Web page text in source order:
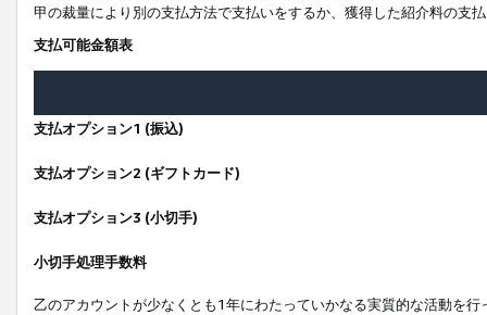
甲の裁量により別の支払方法で支払いをするか、獲得した紹介料の支
支払可能金額表
支払オプション1 (振込)
支払オプション2 (ギフトカード)
支払オプション3 (小切手)
小切手処理手数料
乙のアカウントが少なくとも1年にわたっていかなる実質的な活動を